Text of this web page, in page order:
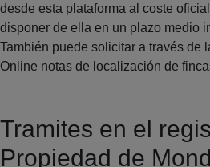
desde esta plataforma al coste
disponer de ella en un plazo medio
También puede solicitar a través de
Online notas de localización de
Tramites en el
Propiedad de